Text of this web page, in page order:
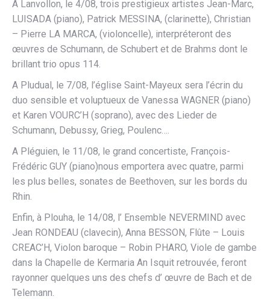
A Lanvollon, le 4/08, trois prestigieux artistes Jean-Marc,
LUISADA (piano), Patrick MESSINA, (clarinette), Christian
– Pierre LA MARCA, (violoncelle), interpréteront des
œuvres de Schumann, de Schubert et de Brahms dont le
brillant trio opus 114.
A Pludual, le 7/08, l’église Saint-Mayeux sera l’écrin du
duo sensible et voluptueux de Vanessa WAGNER (piano)
et Karen VOURC’H (soprano), avec des Lieder de
Schumann, Debussy, Grieg, Poulenc….
A Pléguien, le 11/08, le grand concertiste, François-
Frédéric GUY (piano)nous emportera avec quatre, parmi
les plus belles, sonates de Beethoven, sur les bords du
Rhin.
Enfin, à Plouha, le 14/08, l’ Ensemble NEVERMIND avec
Jean RONDEAU (clavecin), Anna BESSON, Flûte – Louis
CREAC’H, Violon baroque – Robin PHARO, Viole de gambe
dans la Chapelle de Kermaria An Isquit retrouvée, feront
rayonner quelques uns des chefs d’ œuvre de Bach et de
Telemann.